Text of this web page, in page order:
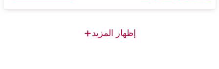
إظهار المزيد+